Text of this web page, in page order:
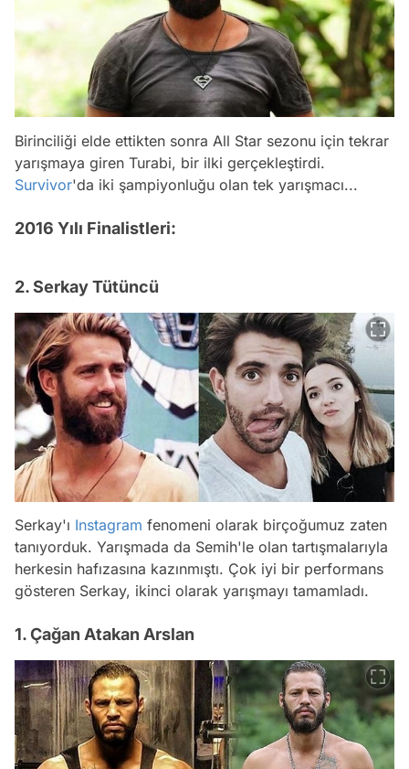
Birinciliği elde ettikten sonra All Star sezonu için tekrar
yarışmaya giren Turabi, bir ilki gerçekleştirdi.
Survivor'da iki şampiyonluğu olan tek yarışmacı...
2016 Yılı Finalistleri:
2. Serkay Tütüncü
Serkay'ı Instagram fenomeni olarak birçoğumuz zaten
tanıyorduk. Yarışmada da Semih'le olan tartışmalarıyla
herkesin hafızasına kazınmıştı. Çok iyi bir performans
gösteren Serkay, ikinci olarak yarışmayı tamamladı.
1. Çağan Atakan Arslan